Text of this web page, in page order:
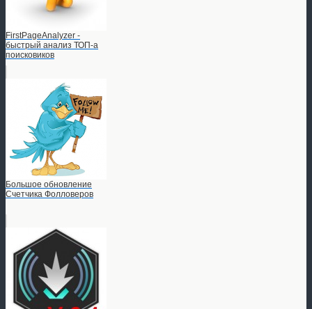
FirstPageAnalyzer -
быстрый анализ ТОП-а
поисковиков
Большое обновление
Счетчика Фолловеров